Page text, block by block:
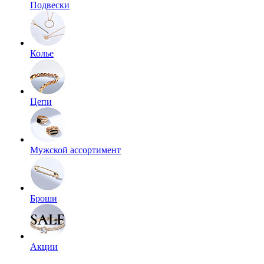
Подвески
Колье
Цепи
Мужской ассортимент
Броши
Акции